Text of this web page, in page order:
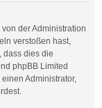
der Administration
verstoßen hast,
dass dies die
phpBB Limited
Administrator,